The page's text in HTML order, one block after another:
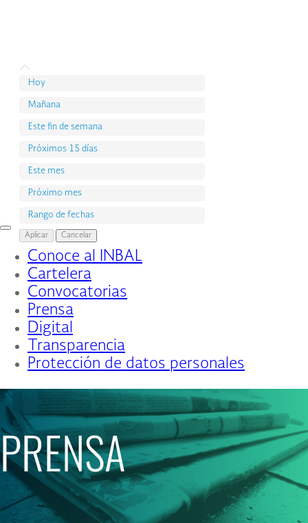
Interruptor
de
Navegación
Conoce al INBAL
Cartelera
Convocatorias
Prensa
Digital
Transparencia
Protección de datos personales
PRENSA
Hoy
Mañana
Este fin de semana
Próximos 15 días
Este mes
Próximo mes
Rango de fechas
Aplicar Cancelar